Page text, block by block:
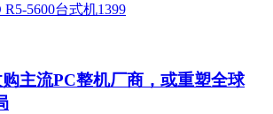
主流PC整机厂商，或重塑全球